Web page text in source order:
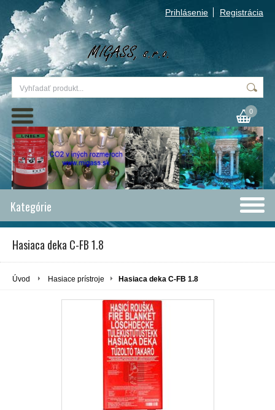
Prihlásenie Registrácia
0
Kategórie
Hasiaca deka C-FB 1.8
Úvod Hasiace prístroje Hasiaca deka C-FB 1.8